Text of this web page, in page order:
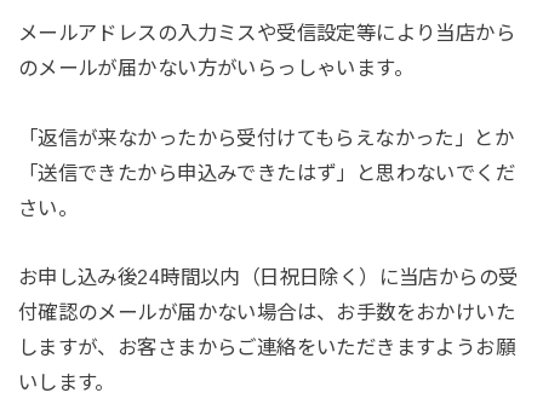
メールアドレスの入力ミスや受信設定等により当店から
のメールが届かない方がいらっしゃいます。
「返信が来なかったから受付けてもらえなかった」とか
「送信できたから申込みできたはず」と思わないでくだ
さい。
お申し込み後24時間以内（日祝日除く）に当店からの受
付確認のメールが届かない場合は、お手数をおかけいた
しますが、お客さまからご連絡をいただきますようお願
いします。